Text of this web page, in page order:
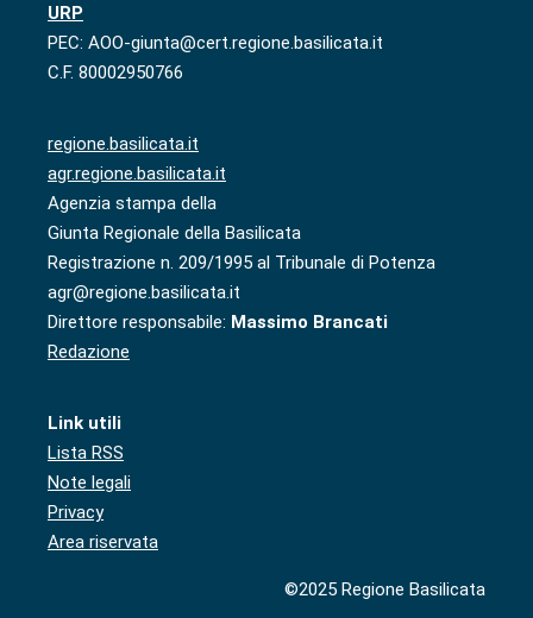
URP
PEC: AOO-giunta@cert.regione.basilicata.it
C.F. 80002950766
regione.basilicata.it
agr.regione.basilicata.it
Agenzia stampa della
Giunta Regionale della Basilicata
Registrazione n. 209/1995 al Tribunale di Potenza
agr@regione.basilicata.it
Direttore responsabile: Massimo Brancati
Redazione
Link utili
Lista RSS
Note legali
Privacy
Area riservata
©2025 Regione Basilicata